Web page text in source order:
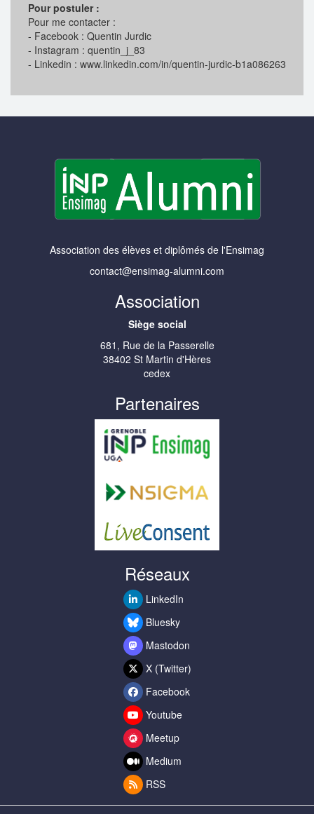
Pour postuler :
Pour me contacter :
- Facebook : Quentin Jurdic
- Instagram : quentin_j_83
- Linkedin : www.linkedin.com/in/quentin-jurdic-b1a086263
Association des élèves et diplômés de l'Ensimag
contact@ensimag-alumni.com
Association
Siège social
681, Rue de la Passerelle
38402 St Martin d'Hères
cedex
Partenaires
Réseaux
LinkedIn
Bluesky
Mastodon
X (Twitter)
Facebook
Youtube
Meetup
Medium
RSS